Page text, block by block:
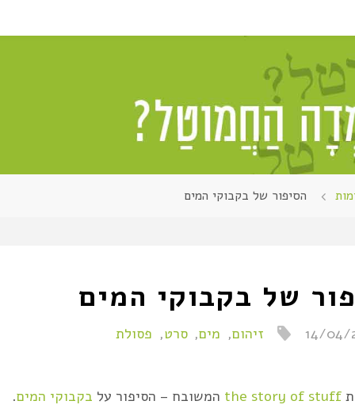
הסיפור של בקבוקי המים
של בקבוקי המים
14/04/ זיהום, מים, סרט, פסולת
the story of stuff המשובח – הסיפור על בקבוקי המים.